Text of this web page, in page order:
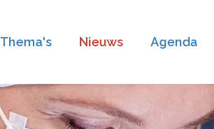
Thema's Nieuws Agenda